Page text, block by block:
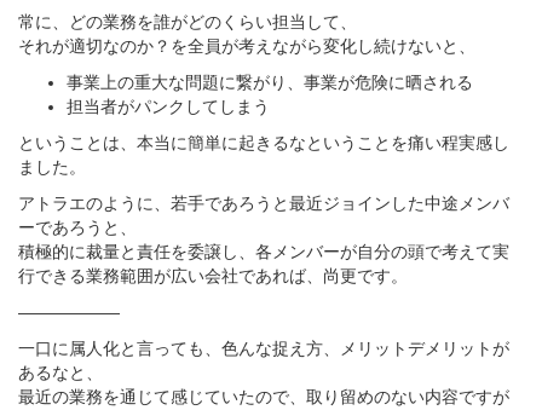
常に、どの業務を誰がどのくらい担当して、
それが適切なのか？を全員が考えながら変化し続けないと、
事業上の重大な問題に繋がり、事業が危険に晒される
担当者がパンクしてしまう
ということは、本当に簡単に起きるなということを痛い程実感し
ました。
アトラエのように、若手であろうと最近ジョインした中途メンバ
ーであろうと、
積極的に裁量と責任を委譲し、各メンバーが自分の頭で考えて実
行できる業務範囲が広い会社であれば、尚更です。
——————
一口に属人化と言っても、色んな捉え方、メリットデメリットが
あるなと、
最近の業務を通じて感じていたので、取り留めのない内容ですが